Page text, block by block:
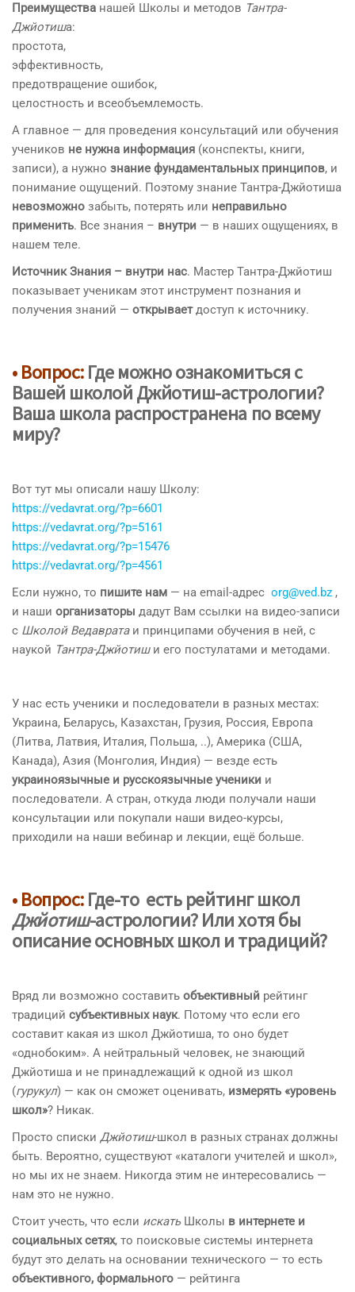
Преимущества нашей Школы и методов Тантра-
Джйотиша:
простота,
эффективность,
предотвращение ошибок,
целостность и всеобъемлемость.
А главное — для проведения консультаций или обучения
учеников не нужна информация (конспекты, книги,
записи), а нужно знание фундаментальных принципов, и
понимание ощущений. Поэтому знание Тантра-Джйотиша
невозможно забыть, потерять или неправильно
применить. Все знания – внутри — в наших ощущениях, в
нашем теле.
Источник Знания – внутри нас. Мастер Тантра-Джйотиш
показывает ученикам этот инструмент познания и
получения знаний — открываетдоступ к источнику.
• Вопрос:Где можно ознакомиться с
Вашей школой Джйотиш-астрологии?
Ваша школа распространена по всему
миру?
Вот тут мы описали нашу Школу:
https://vedavrat.org/?p=6601
https://vedavrat.org/?p=5161
https://vedavrat.org/?p=15476
https://vedavrat.org/?p=4561
Если нужно, то пишите нам — на email-адрес org@ved.bz ,
и наши организаторы дадут Вам ссылки на видео-записи
с Школой Ведавратаи принципами обучения в ней, с
наукой Тантра-Джйотиши его постулатами и методами.
У нас есть ученики и последователи в разных местах:
Украина, Беларусь, Казахстан, Грузия, Россия, Европа
(Литва, Латвия, Италия, Польша, ..), Америка (США,
Канада), Азия (Монголия, Индия) — везде есть
украиноязычные и русскоязычные ученики и
последователи. А стран, откуда люди получали наши
консультации или покупали наши видео-курсы,
приходили на наши вебинар и лекции, ещё больше.
• Вопрос:Где-то есть рейтинг школ
Джйотиш-астрологии? Или хотя бы
описание основных школ и традиций?
Вряд ли возможно составить объективный рейтинг
традиций субъективных наук. Потому что если его
составит какая из школ Джйотиша, то оно будет
«однобоким». А нейтральный человек, не знающий
Джйотиша и не принадлежащий к одной из школ
(гурукул) — как он сможет оценивать, измерять «уровень
школ»? Никак.
Просто списки Джйотиш-школ в разных странах должны
быть. Вероятно, существуют «каталоги учителей и школ»,
но мы их не знаем. Никогда этим не интересовались —
нам это не нужно.
Стоит учесть, что если искатьШколы в интернете и
социальных сетях, то поисковые системы интернета
будут это делать на основании технического — то есть
объективного, формального — рейтинга